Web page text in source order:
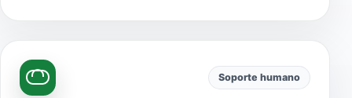
Soporte humano